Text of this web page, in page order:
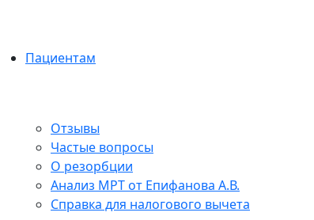
Пациентам
Отзывы
Частые вопросы
О резорбции
Анализ МРТ от Епифанова А.В.
Справка для налогового вычета